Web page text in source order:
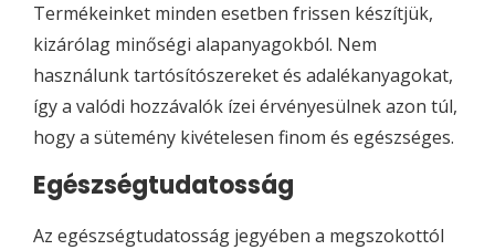
Termékeinket minden esetben frissen készítjük,
kizárólag minőségi alapanyagokból. Nem
használunk tartósítószereket és adalékanyagokat,
így a valódi hozzávalók ízei érvényesülnek azon túl,
hogy a sütemény kivételesen finom és egészséges.
Egészségtudatosság
Az egészségtudatosság jegyében a megszokottól